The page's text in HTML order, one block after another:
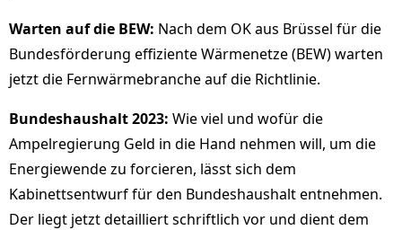
Warten auf die BEW: Nach dem OK aus Brüssel für die
Bundesförderung effiziente Wärmenetze (BEW) warten
jetzt die Fernwärmebranche auf die Richtlinie.
Bundeshaushalt 2023: Wie viel und wofür die
Ampelregierung Geld in die Hand nehmen will, um die
Energiewende zu forcieren, lässt sich dem
Kabinettsentwurf für den Bundeshaushalt entnehmen.
Der liegt jetzt detailliert schriftlich vor und dient dem